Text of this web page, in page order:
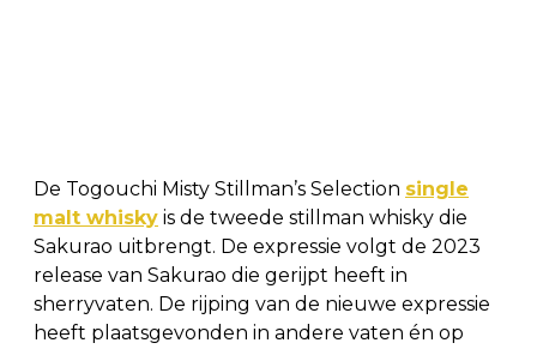
De Togouchi Misty Stillman’s Selection single
malt whisky is de tweede stillman whisky die
Sakurao uitbrengt. De expressie volgt de 2023
release van Sakurao die gerijpt heeft in
sherryvaten. De rijping van de nieuwe expressie
heeft plaatsgevonden in andere vaten én op